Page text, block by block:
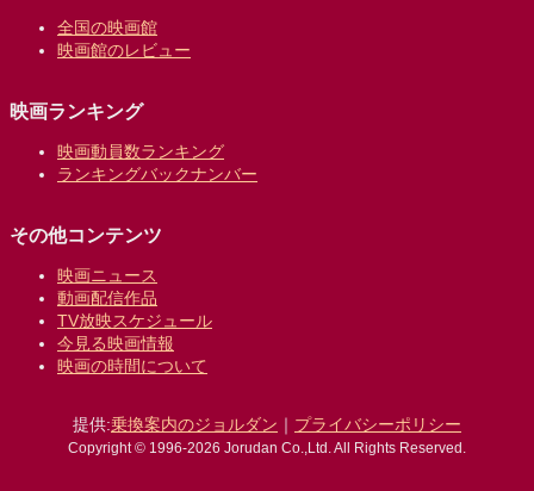
全国の映画館
映画館のレビュー
映画ランキング
映画動員数ランキング
ランキングバックナンバー
その他コンテンツ
映画ニュース
動画配信作品
TV放映スケジュール
今見る映画情報
映画の時間について
提供:乗換案内のジョルダン ｜ プライバシーポリシー
Copyright © 1996-2026 Jorudan Co.,Ltd. All Rights Reserved.